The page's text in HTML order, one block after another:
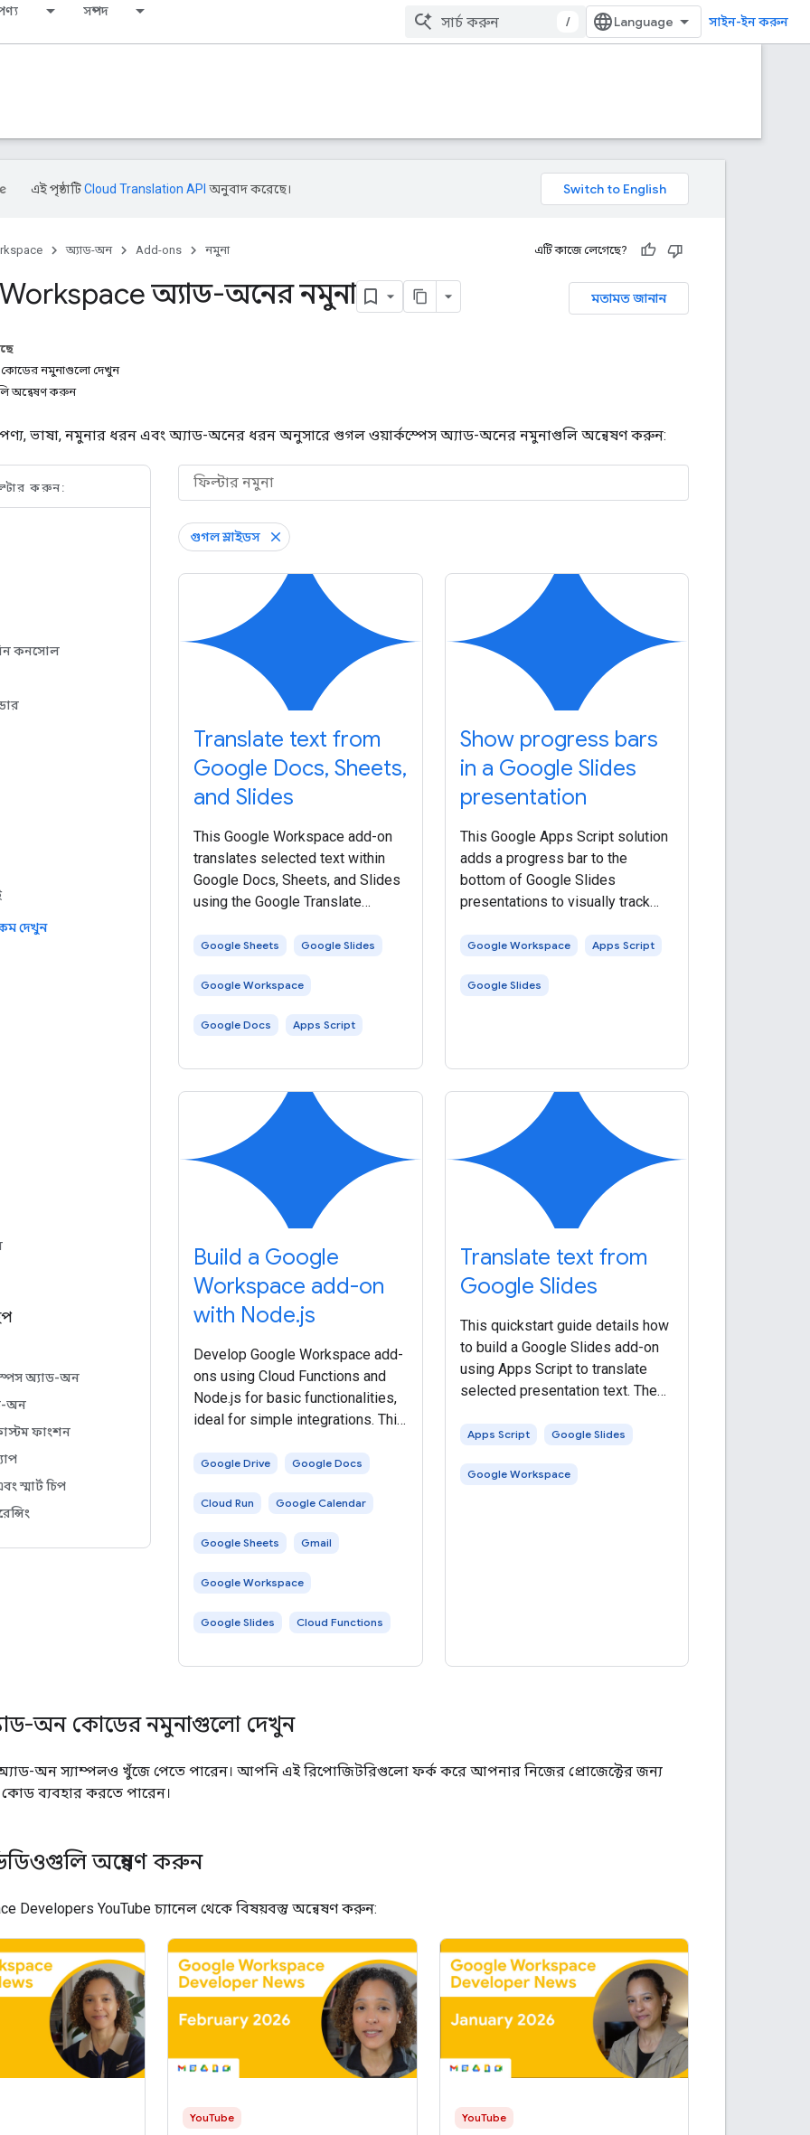
সম্পদ
/ সাইন-ইন করুন
এই পৃষ্ঠাটিCloud Translation API অনুবাদ করেছে।
অ্যাড-অন Add-ons নমুনা এটি কাজে লেগেছে?
মতামত জানান
Workspace অ্যাড-অনের নমুনা
কোডের নমুনাগুলো দেখুন
অন্বেষণ করুন
পণ্য, ভাষা, নমুনার ধরন এবং অ্যাড-অনের ধরন অনুসারে গুগল ওয়ার্কস্পেস অ্যাড-অনের নমুনাগুলি অন্বেষণ করুন:
করুন:
কনসোল
দেখুন
অ্যাড-অন
অন
ফাংশন
স্মার্ট চিপ
গুগল স্লাইডস
Translate text from
Google Docs, Sheets,
and Slides
This Google Workspace add-on
translates selected text within
Google Docs, Sheets, and Slides
using the Google Translate
trigger the add-on, and view the
their document. The add-on is
Google Sheets Google Slides
Google Workspace
Google Docs Apps Script
Show progress bars
in a Google Slides
presentation
This Google Apps Script solution
adds a progress bar to the
bottom of Google Slides
presentations to visually track
script uses the Slides service to
add a rectangle shape to each
Google Workspace Apps Script
Google Slides
Build a Google
Workspace add-on
with Node.js
Develop Google Workspace add-
ons using Cloud Functions and
Node.js for basic functionalities,
ideal for simple integrations. This
step guide to set up, deploy, and
your Google Workspace
Google Drive Google Docs
Cloud Run Google Calendar
Google Sheets Gmail
Google Workspace
Google Slides Cloud Functions
Translate text from
Google Slides
This quickstart guide details how
to build a Google Slides add-on
using Apps Script to translate
selected presentation text. The
text within their Google Slides
various languages such
Apps Script Google Slides
Google Workspace
অন কোডের নমুনাগুলো দেখুন
অন স্যাম্পলও খুঁজে পেতে পারেন। আপনি এই রিপোজিটরিগুলো ফর্ক করে আপনার নিজের প্রোজেক্টের জন্য
কোড ব্যবহার করতে পারেন।
অন্বেষণ করুন
Developers YouTube চ্যানেল থেকে বিষয়বস্তু অন্বেষণ করুন:
YouTube YouTube